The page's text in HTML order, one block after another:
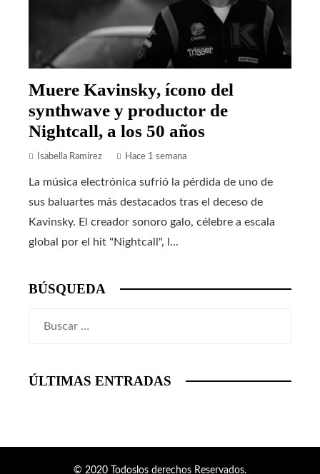
Muere Kavinsky, ícono del
synthwave y productor de
Nightcall, a los 50 años
Isabella Ramírez Hace 1 semana
La música electrónica sufrió la pérdida de uno de
sus baluartes más destacados tras el deceso de
Kavinsky. El creador sonoro galo, célebre a escala
global por el hit "Nightcall", l...
BÚSQUEDA
ÚLTIMAS ENTRADAS
© 2020 Todoslos derechos Reservados.